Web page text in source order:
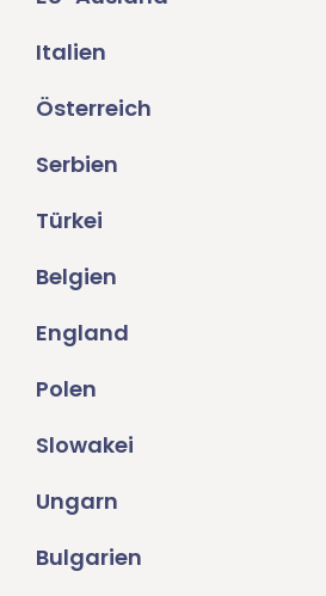
Italien
Österreich
Serbien
Türkei
Belgien
England
Polen
Slowakei
Ungarn
Bulgarien